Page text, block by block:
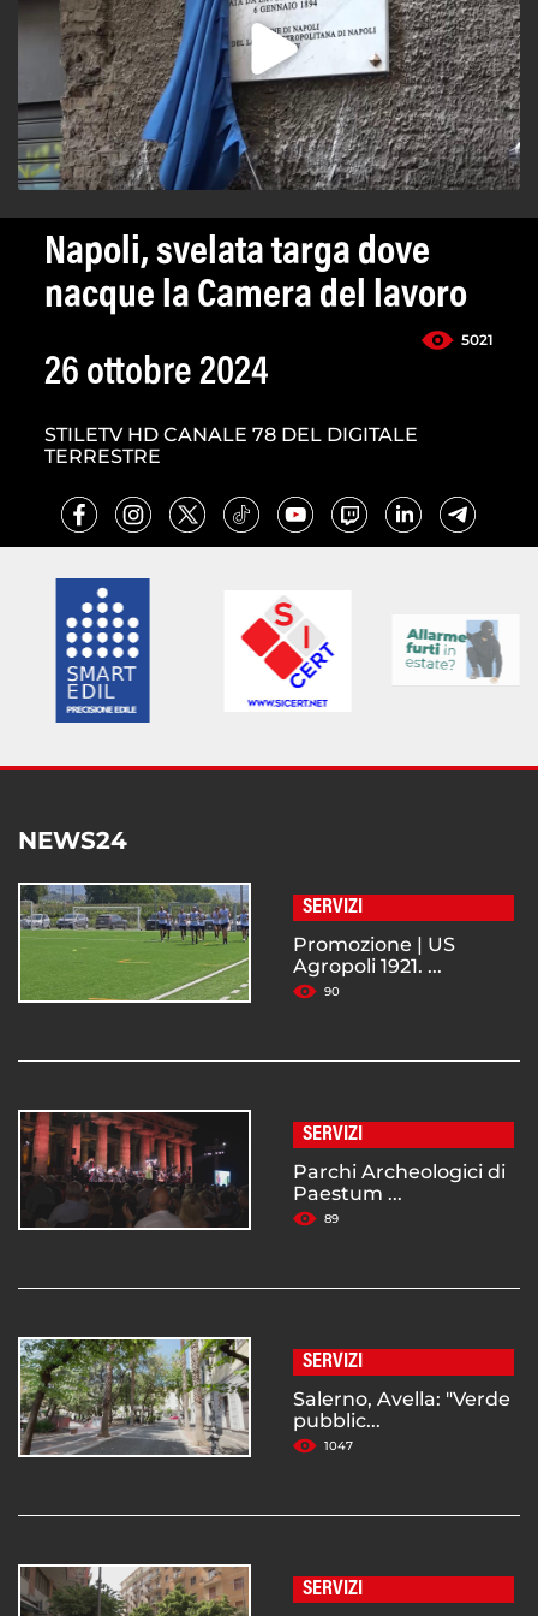
Napoli, svelata targa dove
nacque la Camera del lavoro
5021
26 ottobre 2024
STILETV HD CANALE 78 DEL DIGITALE
TERRESTRE
NEWS24
SERVIZI
Promozione | US
Agropoli 1921. ...
90
SERVIZI
Parchi Archeologici di
Paestum ...
89
SERVIZI
Salerno, Avella: "Verde
pubblic...
1047
SERVIZI